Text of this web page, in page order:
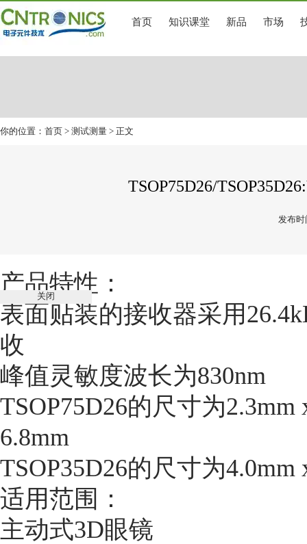
首页 知识课堂 新品 市场
你的位置： 首页 > 测试测量 > 正文
TSOP75D26/
发布时
产品特性：
表面贴装的接收器采用
收
峰值灵敏度波长为830nm
TSOP75D26的尺寸为2.3mm
6.8mm
TSOP35D26的尺寸为4.0mm
适用范围：
主动式3D眼镜
关闭